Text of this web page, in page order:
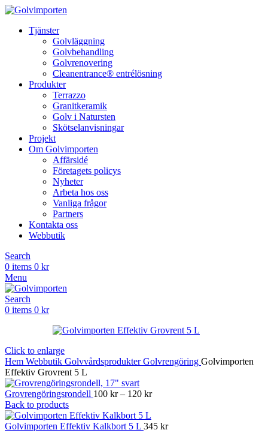
Tjänster
Golvläggning
Golvbehandling
Golvrenovering
Cleanentrance® entrélösning
Produkter
Terrazzo
Granitkeramik
Golv i Natursten
Skötselanvisningar
Projekt
Om Golvimporten
Affärsidé
Företagets policys
Nyheter
Arbeta hos oss
Vanliga frågor
Partners
Kontakta oss
Webbutik
Search
0 items 0 kr
Menu
Search
0 items 0 kr
Click to enlarge
Hem Webbutik GolvvårdsprodukterGolvrengöring Golvimporten
Effektiv Grovrent 5 L
Grovrengöringsrondell 100 kr – 120 krPrisintervall:
120 kr
Back to products
Golvimporten Effektiv Kalkbort 5 L 345 kr